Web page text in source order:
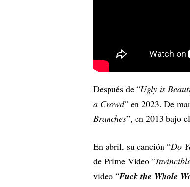
Después de “Ugly is
a Crowd” en 2023. De
Branches”, en 2013 bajo
En abril, su canción “Do
de Prime Video “
video “Fuck the Whole